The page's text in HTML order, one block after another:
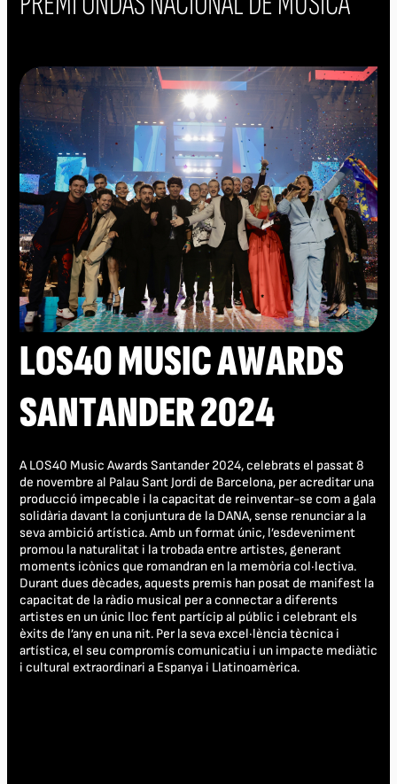
LOS40 MUSIC AWARDS
SANTANDER 2024
A LOS40 Music Awards Santander 2024, celebrats el passat 8
de novembre al Palau Sant Jordi de Barcelona, per acreditar una
producció impecable i la capacitat de reinventar-se com a gala
solidària davant la conjuntura de la DANA, sense renunciar a la
seva ambició artística. Amb un format únic, l’esdeveniment
promou la naturalitat i la trobada entre artistes, generant
moments icònics que romandran en la memòria col·lectiva.
Durant dues dècades, aquests premis han posat de manifest la
capacitat de la ràdio musical per a connectar a diferents
artistes en un únic lloc fent partícip al públic i celebrant els
èxits de l’any en una nit. Per la seva excel·lència tècnica i
artística, el seu compromís comunicatiu i un impacte mediàtic
i cultural extraordinari a Espanya i Llatinoamèrica.